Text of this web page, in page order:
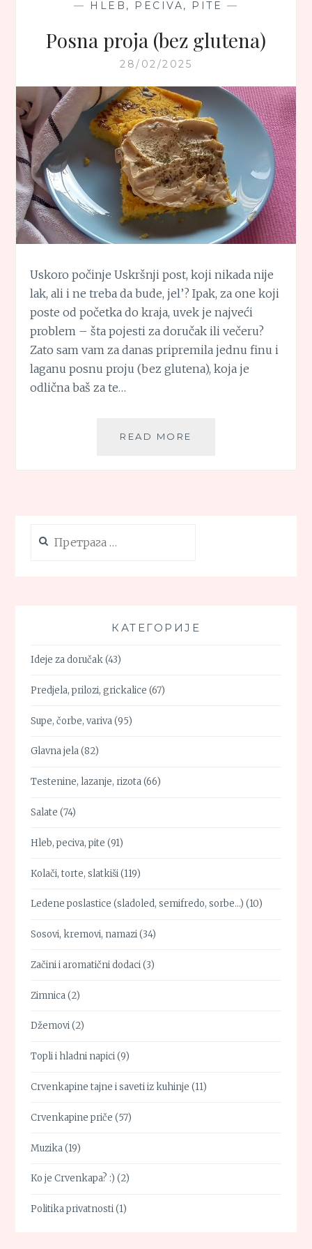
— HLEB, PECIVA, PITE —
Posna proja (bez glutena)
28/02/2025
Uskoro počinje Uskršnji post, koji nikada nije
lak, ali i ne treba da bude, jel’? Ipak, za one koji
poste od početka do kraja, uvek je najveći
problem – šta pojesti za doručak ili večeru?
Zato sam vam za danas pripremila jednu finu i
laganu posnu proju (bez glutena), koja je
odlična baš za te…
READ MORE
за:
КАТЕГОРИЈЕ
Ideje za doručak(43)
Predjela, prilozi, grickalice (67)
Supe, čorbe, variva(95)
Glavna jela(82)
Testenine, lazanje, rizota(66)
Salate (74)
Hleb, peciva, pite (91)
Kolači, torte, slatkiši(119)
Ledene poslastice (sladoled, semifredo, sorbe…) (10)
Sosovi, kremovi, namazi(34)
Začini i aromatični dodaci(3)
Zimnica(2)
Džemovi(2)
Topli i hladni napici(9)
Crvenkapine tajne i saveti iz kuhinje (11)
Crvenkapine priče (57)
Muzika(19)
Ko je Crvenkapa? :) (2)
Politika privatnosti(1)